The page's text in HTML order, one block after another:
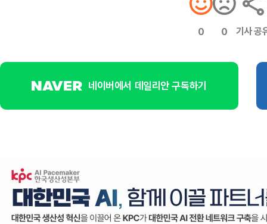
0 0 기사 공
네이버에서 데일리안 구독하기